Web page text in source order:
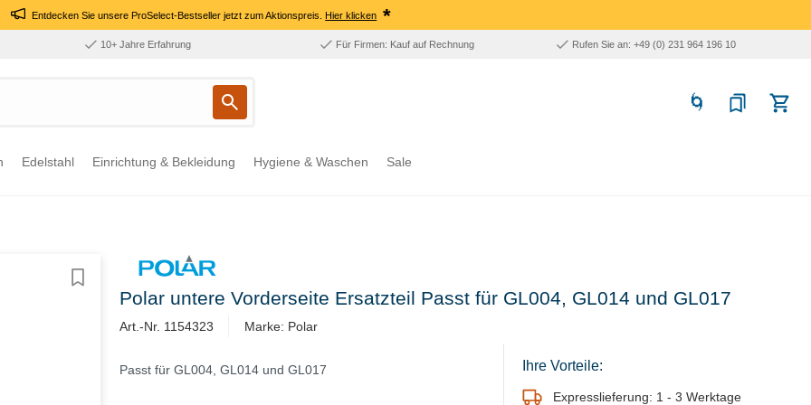
Entdecken Sie unsere ProSelect-Bestseller jetzt zum Aktionspreis.Hier klicken *
10+ Jahre Erfahrung Für Firmen: Kauf auf Rechnung Rufen Sie an: +49 (0) 231 964 196 10
Edelstahl Einrichtung & Bekleidung Hygiene & Waschen Sale
Polar untere Vorderseite Ersatzteil Passt für GL004, GL014 und GL017
Art.-Nr. 1154323 Marke: Polar
Passt für GL004, GL014 und GL017 Ihre Vorteile:
Expresslieferung: 1 - 3 Werktage